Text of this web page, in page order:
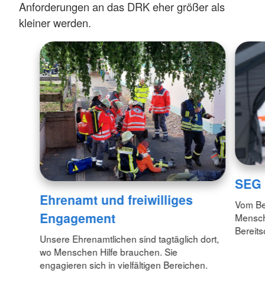
Anforderungen an das DRK eher größer als
kleiner werden.
Ehrenamt und freiwilliges
Engagement
Unsere Ehrenamtlichen sind tagtäglich dort,
wo Menschen Hilfe brauchen. Sie
engagieren sich in vielfältigen Bereichen.
SEG
Vom